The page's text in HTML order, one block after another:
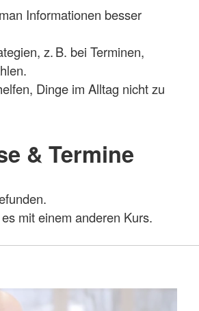
Informationen besser
z. B. bei Terminen,
Dinge im Alltag nicht zu
& Termine
mit einem anderen Kurs.